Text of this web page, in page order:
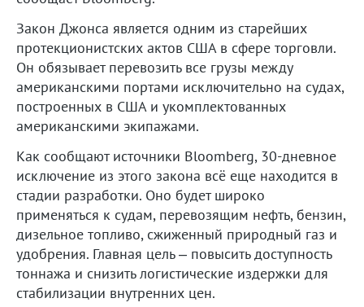
Закон Джонса является одним из старейших
протекционистских актов США в сфере торговли.
Он обязывает перевозить все грузы между
американскими портами исключительно на судах,
построенных в США и укомплектованных
американскими экипажами.
Как сообщают источники Bloomberg, 30-дневное
исключение из этого закона всё еще находится в
стадии разработки. Оно будет широко
применяться к судам, перевозящим нефть, бензин,
дизельное топливо, сжиженный природный газ и
удобрения. Главная цель – повысить доступность
тоннажа и снизить логистические издержки для
стабилизации внутренних цен.